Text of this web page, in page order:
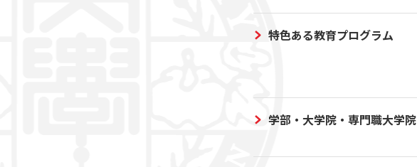
特色ある教育プログラム
学部・大学院・専門職大学院